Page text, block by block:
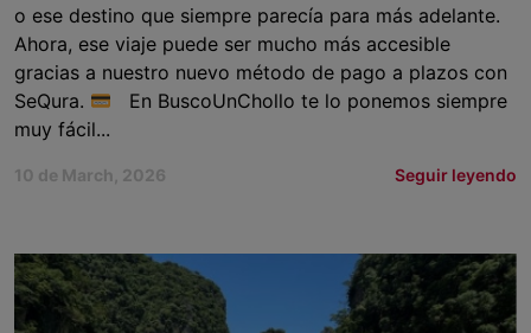
o ese destino que siempre parecía para más adelante.
Ahora, ese viaje puede ser mucho más accesible
gracias a nuestro nuevo método de pago a plazos con
SeQura.
En BuscoUnChollo te lo ponemos siempre
muy fácil...
10 de March, 2026 Seguir leyendo